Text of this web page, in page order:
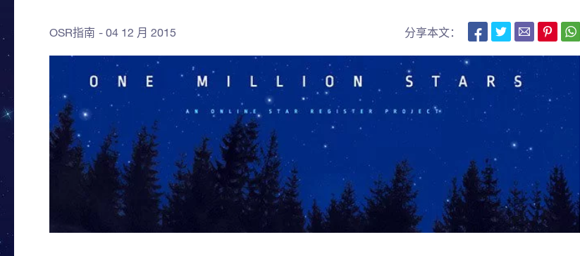
OSR指南 04 12 月 2015 分享本文：